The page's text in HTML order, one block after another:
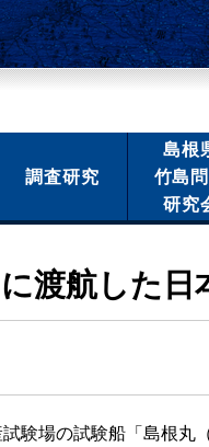
調査研究
島根
竹島
研究
渡航した
験場の試験船「島根丸